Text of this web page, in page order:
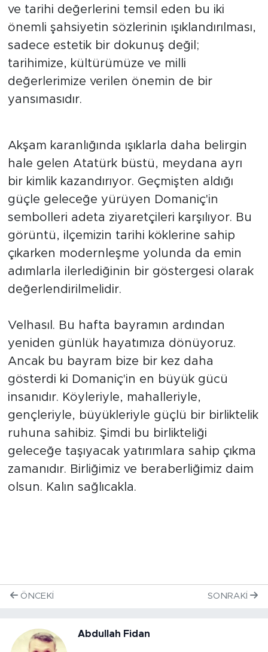
ve tarihi değerlerini temsil eden bu iki
önemli şahsiyetin sözlerinin ışıklandırılması,
sadece estetik bir dokunuş değil;
tarihimize, kültürümüze ve milli
değerlerimize verilen önemin de bir
yansımasıdır.
Akşam karanlığında ışıklarla daha belirgin
hale gelen Atatürk büstü, meydana ayrı
bir kimlik kazandırıyor. Geçmişten aldığı
güçle geleceğe yürüyen Domaniç'in
sembolleri adeta ziyaretçileri karşılıyor. Bu
görüntü, ilçemizin tarihi köklerine sahip
çıkarken modernleşme yolunda da emin
adımlarla ilerlediğinin bir göstergesi olarak
değerlendirilmelidir.
Velhasıl. Bu hafta bayramın ardından
yeniden günlük hayatımıza dönüyoruz.
Ancak bu bayram bize bir kez daha
gösterdi ki Domaniç'in en büyük gücü
insanıdır. Köyleriyle, mahalleriyle,
gençleriyle, büyükleriyle güçlü bir birliktelik
ruhuna sahibiz. Şimdi bu birlikteliği
geleceğe taşıyacak yatırımlara sahip çıkma
zamanıdır. Birliğimiz ve beraberliğimiz daim
olsun. Kalın sağlıcakla.
ÖNCEKI SONRAKI
Abdullah Fidan